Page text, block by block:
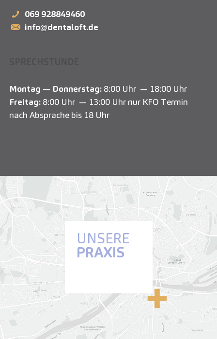
UNSERE
PRAXIS
069 928849460
info@dentaloft.de
Montag — Donnerstag: 8:00 Uhr — 18:00 Uhr
Freitag: 8:00 Uhr — 13:00 Uhr nur KFO Termin
nach Absprache bis 18 Uhr